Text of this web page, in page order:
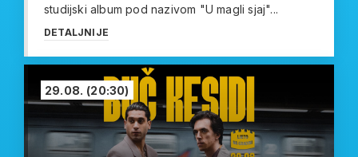
studijski album pod nazivom "U magli sjaj"...
DETALJNIJE
29.08. (20:30)